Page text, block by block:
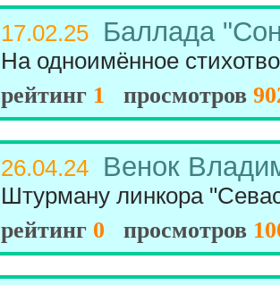
17.02.25 Баллада
На одноимённое
рейтинг 1 просмотров
26.04.24 Венок
Штурману линкора
рейтинг 0 просмотров